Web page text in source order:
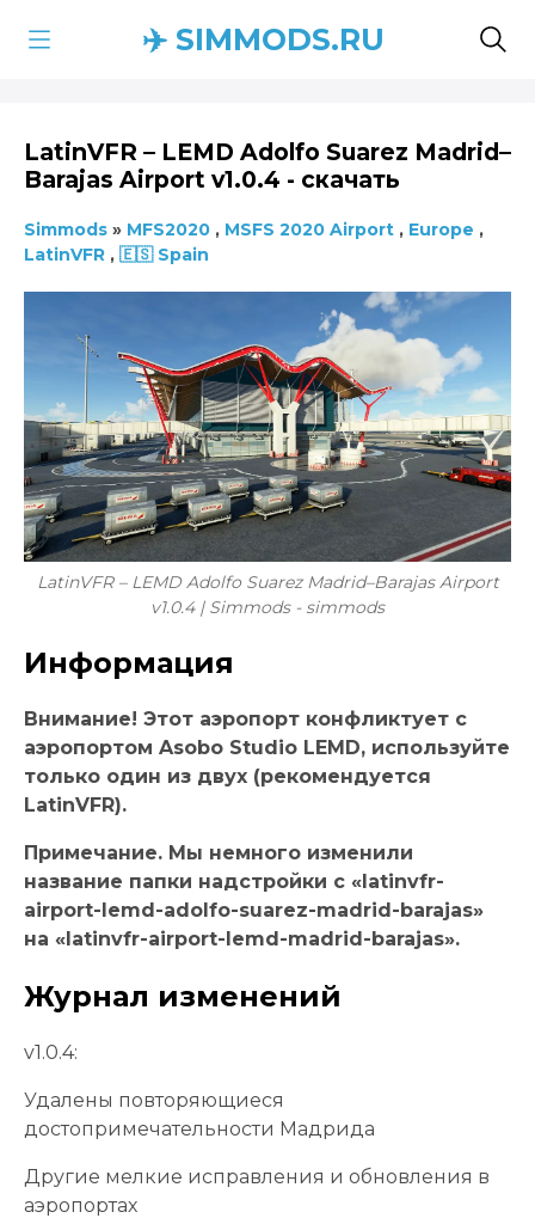
✈️ SIMMODS.RU
LatinVFR – LEMD Adolfo Suarez Madrid–
Barajas Airport v1.0.4 - скачать
Simmods » MFS2020 , MSFS 2020 Airport , Europe ,
LatinVFR , 🇪🇸 Spain
LatinVFR – LEMD Adolfo Suarez Madrid–Barajas Airport
v1.0.4 | Simmods - simmods
Информация
Внимание! Этот аэропорт конфликтует с
аэропортом Asobo Studio LEMD, используйте
только один из двух (рекомендуется
LatinVFR).
Примечание. Мы немного изменили
название папки надстройки с «latinvfr-
airport-lemd-adolfo-suarez-madrid-barajas»
на «latinvfr-airport-lemd-madrid-barajas».
Журнал изменений
v1.0.4:
Удалены повторяющиеся
достопримечательности Мадрида
Другие мелкие исправления и обновления в
аэропортах